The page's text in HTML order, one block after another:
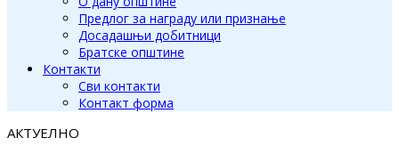
Предлог за награду или признање
Досадашњи добитници
Братске општине
Контакти
Сви контакти
Контакт форма
АКТУЕЛНО